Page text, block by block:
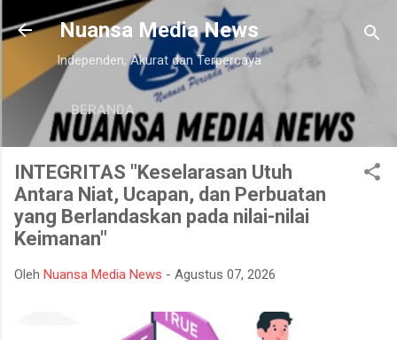
Langsung ke konten utama
Nuansa Media News
Independen, Akurat dan Terpercaya
BERANDA
INTEGRITAS "Keselarasan Utuh
Antara Niat, Ucapan, dan Perbuatan
yang Berlandaskan pada nilai-nilai
Keimanan"
Oleh Nuansa Media News - Agustus 07, 2026